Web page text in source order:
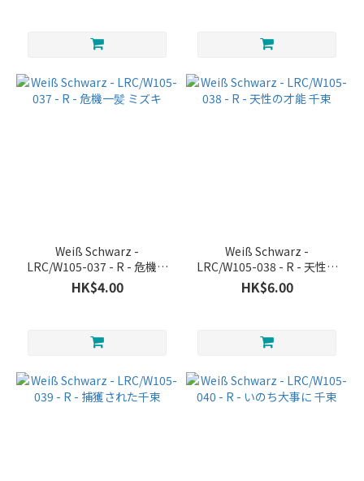
Weiß Schwarz -
LRC/W105-037 - R - 危機一
髪 ミズキ
HK$4.00
Weiß Schwarz -
LRC/W105-038 - R - 天性の
才能 千束
HK$6.00